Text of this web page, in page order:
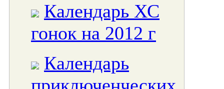
Календарь ХС
гонок на 2012 г
Календарь